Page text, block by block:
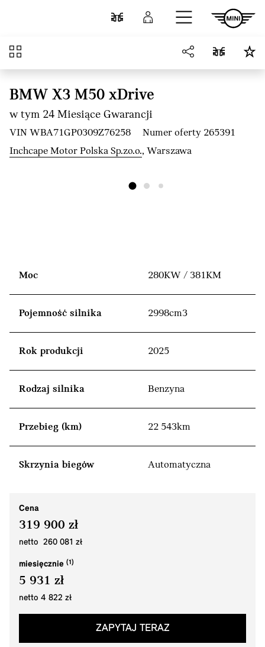
Przejdź do głównej treści
Porównaj Zaloguj się
Przegląd
BMW X3 M50 xDrive
w tym 24 Miesiące Gwarancji
VIN WBA71GP0309Z76258
Numer oferty 265391
Inchcape Motor Polska Sp.zo.o., Warszawa
Moc 280KW / 381KM
Pojemność silnika 2998cm3
Rok produkcji 2025
Rodzaj silnika Benzyna
Przebieg (km) 22 543km
Skrzynia biegów Automatyczna
Cena
319 900 zł
netto 260 081 zł
miesięcznie
5 931 zł
netto 4 822 zł
ZAPYTAJ TERAZ